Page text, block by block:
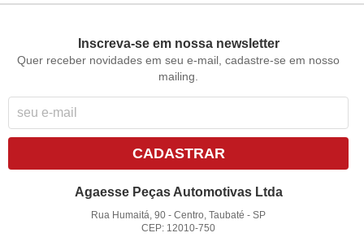
Inscreva-se em nossa newsletter
Quer receber novidades em seu e-mail, cadastre-se em nosso
mailing.
CADASTRAR
Agaesse Peças Automotivas Ltda
Rua Humaitá, 90 -Centro, Taubaté -SP
CEP: 12010-750